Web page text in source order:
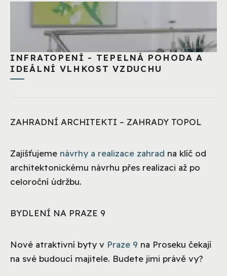
INFRATOPENÍ - TEPELNÁ POHODA A
IDEÁLNÍ VLHKOST VZDUCHU
ZAHRADNÍ ARCHITEKTI – ZAHRADY TOPOL
Zajišťujeme návrhy a realizace zahrad na klíč od
architektonickému návrhu přes realizaci až po
celoroční údržbu.
BYDLENÍ NA PRAZE 9
Nové atraktivní byty v Praze 9 na Proseku čekají
na své budoucí majitele. Budete jimi právě vy?